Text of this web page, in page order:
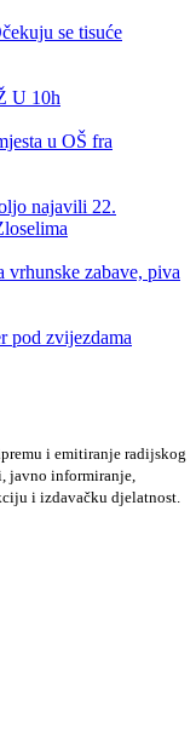
se tisuće
U 10h
u OŠ fra
najavili 22.
zabave, piva
pod zvijezdama
i emitiranje radijskog
javno informiranje,
i izdavačku djelatnost.